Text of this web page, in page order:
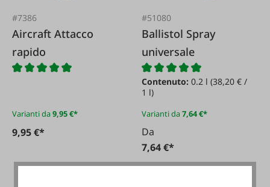
#7386
Aircraft Attacco
rapido
Varianti da9,95 €*
9,95 €*
#51080
Ballistol Spray
universale
Contenuto:0.2 l(38,20 € /
1 l)
Varianti da7,64 €*
Da
7,64 €*